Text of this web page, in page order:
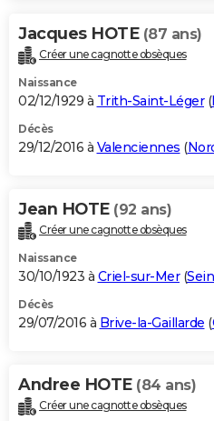
Jacques HOTE (87 ans)
Créer une cagnotte obsèques
Naissance
02/12/1929 à Trith-Saint-Léger(
Décès
29/12/2016 à Valenciennes (
Jean HOTE (92 ans)
Créer une cagnotte obsèques
Naissance
30/10/1923 à Criel-sur-Mer(
Décès
29/07/2016 à Brive-la-Gaillarde (
Andree HOTE (84 ans)
Créer une cagnotte obsèques